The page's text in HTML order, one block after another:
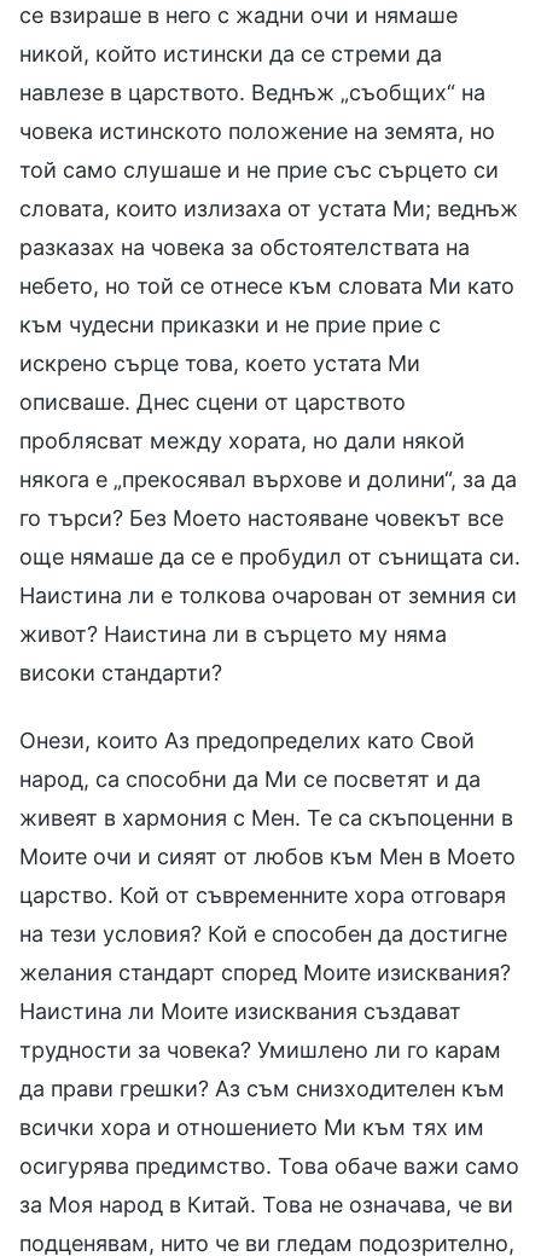
се взираше в него с жадни очи и нямаше
никой, който истински да се стреми да
навлезе в царството. Веднъж „съобщих“ на
човека истинското положение на земята, но
той само слушаше и не прие със сърцето си
словата, които излизаха от устата Ми; веднъж
разказах на човека за обстоятелствата на
небето, но той се отнесе към словата Ми като
към чудесни приказки и не прие прие с
искрено сърце това, което устата Ми
описваше. Днес сцени от царството
проблясват между хората, но дали някой
някога е „прекосявал върхове и долини“, за да
го търси? Без Моето настояване човекът все
още нямаше да се е пробудил от сънищата си.
Наистина ли е толкова очарован от земния си
живот? Наистина ли в сърцето му няма
високи стандарти?
Онези, които Аз предопределих като Свой
народ, са способни да Ми се посветят и да
живеят в хармония с Мен. Те са скъпоценни в
Моите очи и сияят от любов към Мен в Моето
царство. Кой от съвременните хора отговаря
на тези условия? Кой е способен да достигне
желания стандарт според Моите изисквания?
Наистина ли Моите изисквания създават
трудности за човека? Умишлено ли го карам
да прави грешки? Аз съм снизходителен към
всички хора и отношението Ми към тях им
осигурява предимство. Това обаче важи само
за Моя народ в Китай. Това не означава, че ви
подценявам, нито че ви гледам подозрително,